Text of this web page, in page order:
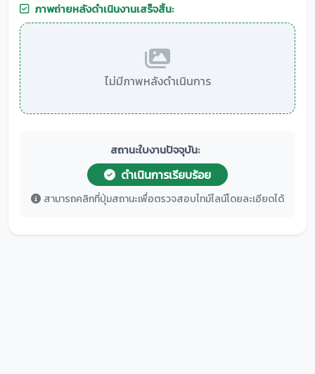
ภาพถ่ายหลังดำเนินงานเสร็จสิ้น:
ไม่มีภาพหลังดำเนินการ
สถานะใบงานปัจจุบัน:
ดำเนินการเรียบร้อย
สามารถคลิกที่ปุ่มสถานะเพื่อตรวจสอบไทม์ไลน์โดยละเอียดได้